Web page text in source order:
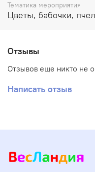
Тематика мероприятия
Цветы, бабочки,
Отзывы
Отзывов еще никто не
Написать отзыв